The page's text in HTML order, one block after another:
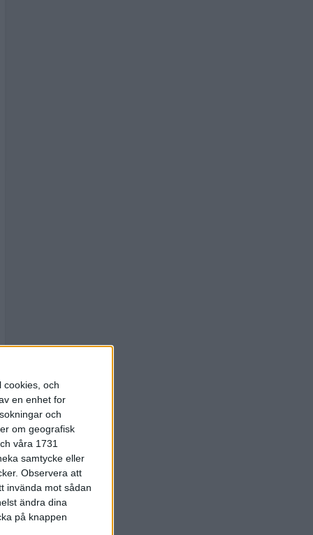
cookies, och
en enhet for
och
om geografisk
våra 1731
samtycke eller
Observera att
invända mot sådan
ändra dina
på knappen